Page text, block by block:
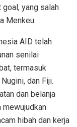
yang salah
Menkeu.
AID telah
senilai
termasuk
dan Fiji.
dan belanja
mewujudkan
hibah dan kerja